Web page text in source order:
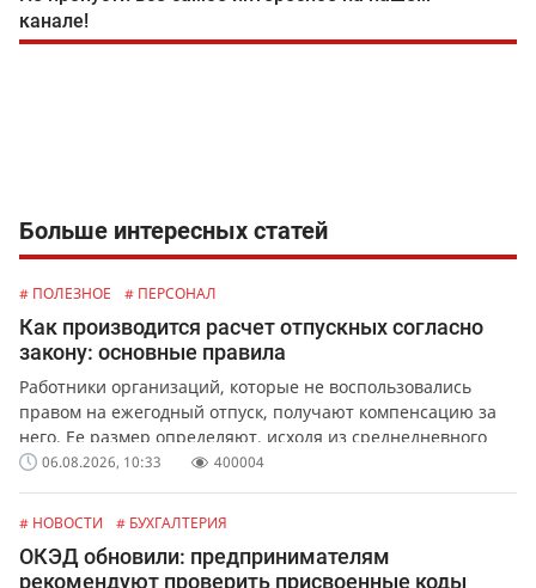
канале!
Больше интересных статей
# ПОЛЕЗНОЕ # ПЕРСОНАЛ
Как производится расчет отпускных согласно
закону: основные правила
Работники организаций, которые не воспользовались
правом на ежегодный отпуск, получают компенсацию за
него. Ее размер определяют, исходя из среднедневного
заработка сотрудника.
06.08.2026, 10:33 400004
# НОВОСТИ # БУХГАЛТЕРИЯ
ОКЭД обновили: предпринимателям
рекомендуют проверить присвоенные коды